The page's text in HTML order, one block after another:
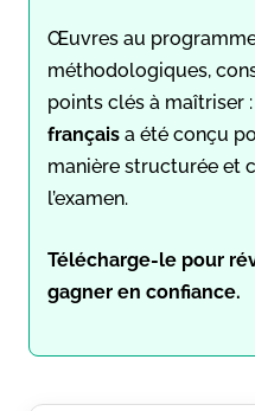
Œuvres au
méthodologiques,
points clés à maîtriser
français a été conçu
manière structurée et
l’examen.
Télécharge-le pour
gagner en confiance.